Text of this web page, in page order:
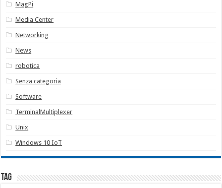
MagPi
Media Center
Networking
News
robotica
Senza categoria
Software
TerminalMultiplexer
Unix
Windows 10 IoT
Tag